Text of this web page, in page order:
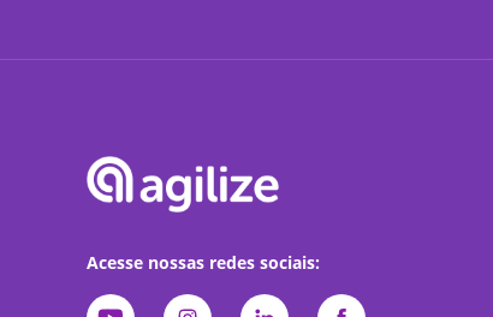
Acesse nossas redes sociais: